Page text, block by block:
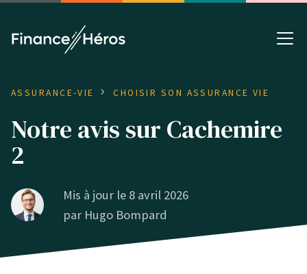
ASSURANCE-VIE CHOISIR SON ASSURANCE VIE
Notre avis sur Cachemire
2
Mis à jour le 8 avril 2026
par Hugo Bompard